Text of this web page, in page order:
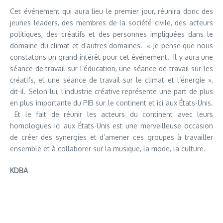
Cet événement qui aura lieu le premier jour, réunira donc des
jeunes leaders, des membres de la société civile, des acteurs
politiques, des créatifs et des personnes impliquées dans le
domaine du climat et d’autres domaines. « Je pense que nous
constatons un grand intérêt pour cet événement. Il y aura une
séance de travail sur l’éducation, une séance de travail sur les
créatifs, et une séance de travail sur le climat et l’énergie »,
dit-il. Selon lui, l’industrie créative représente une part de plus
en plus importante du PIB sur le continent et ici aux États-Unis.
Et le fait de réunir les acteurs du continent avec leurs
homologues ici aux États-Unis est une merveilleuse occasion
de créer des synergies et d’amener ces groupes à travailler
ensemble et à collaborer sur la musique, la mode, la culture.
KDBA